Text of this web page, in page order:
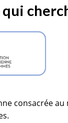
consacrée au